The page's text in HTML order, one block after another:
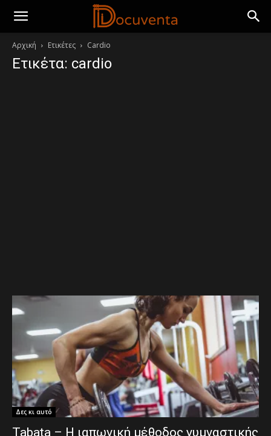
Αρχική Ετικέτες Cardio
Ετικέτα: cardio
Δες κι αυτό
Tabata – Η ιαπωνική μέθοδος γυμναστικής